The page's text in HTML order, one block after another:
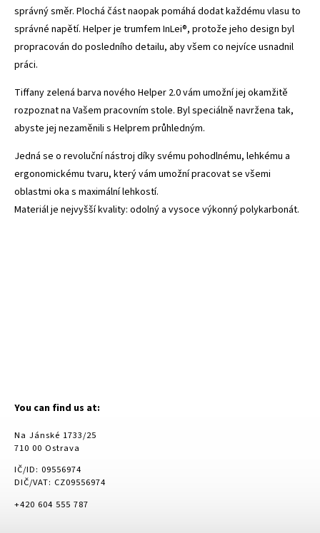
správný směr. Plochá část naopak pomáhá dodat každému vlasu to
správné napětí. Helper je trumfem InLei®, protože jeho design byl
propracován do posledního detailu, aby všem co nejvíce usnadnil
práci.
Tiffany zelená barva nového Helper 2.0 vám umožní jej okamžitě
rozpoznat na Vašem pracovním stole. Byl speciálně navržena tak,
abyste jej nezaměnili s Helprem průhledným.
Jedná se o revoluční nástroj díky svému pohodlnému, lehkému a
ergonomickému tvaru, který vám umožní pracovat se všemi
oblastmi oka s maximální lehkostí.
Materiál je nejvyšší kvality: odolný a vysoce výkonný polykarbonát.
You can find us at:
Na Jánské 1733/25
710 00 Ostrava
IČ/ID: 09556974
DIČ/VAT: CZ09556974
+420 604 555 787